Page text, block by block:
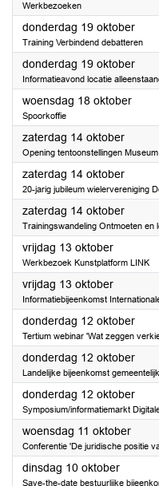
Werkbezoeken
donderdag 19 oktober2023
Training Verbindend debatteren
donderdag 19 oktober2023
Informatieavond locatie
woensdag 18 oktober2023
Spoorkoffie
zaterdag 14 oktober2023
Opening tentoonstellingen
zaterdag 14 oktober2023
20-jarig jubileum wielervereniging
zaterdag 14 oktober2023
Trainingswandeling Ontmoeten en
vrijdag 13 oktober2023
Werkbezoek Kunstplatform LINK
vrijdag 13 oktober2023
Informatiebijeenkomst
donderdag 12 oktober2023
Tertium webinar 'Wat zeggen
donderdag 12 oktober2023
Landelijke bijeenkomst
donderdag 12 oktober2023
Symposium/informatiemarkt
woensdag 11 oktober2023
Conferentie 'De juridische positie
dinsdag 10 oktober2023
Save-the-date bestuurlijke